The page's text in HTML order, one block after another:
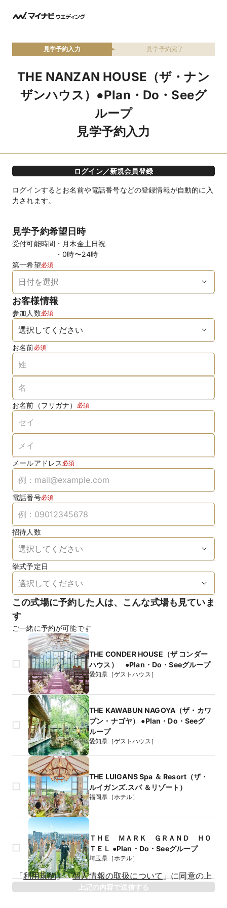
見学予約入力 見学予約完了
THE NANZAN HOUSE（ザ・ナン
ザンハウス）●Plan・Do・Seeグ
ループ
見学予約入力
ログイン／新規会員登録
ログインするとお名前や電話番号などの登録情報が自動的に入
力されます。
見学予約希望日時
受付可能時間
月木金土日祝
0時〜24時
第一希望必須
お客様情報
参加人数必須
お名前必須
お名前（フリガナ） 必須
メールアドレス 必須
電話番号必須
招待人数
挙式予定日
この式場に予約した人は、こんな式場も見ていま
す
ご一緒に予約が可能です
THE CONDER HOUSE（ザ コンダー
ハウス） ●Plan・Do・Seeグループ
愛知県［ゲストハウス］
THE KAWABUN NAGOYA（ザ・カワ
ブン・ナゴヤ） ●Plan・Do・Seeグ
ループ
愛知県［ゲストハウス］
THE LUIGANS Spa ＆ Resort（ザ・
ルイガンズ.スパ ＆リゾート）
福岡県［ホテル］
ＴＨＥ ＭＡＲＫ ＧＲＡＮＤ ＨＯ
ＴＥＬ ●Plan・Do・Seeグループ
埼玉県［ホテル］
生年月日
年
「利用規約」「個人情報の取扱について」に同意の上
上記の内容で送信する